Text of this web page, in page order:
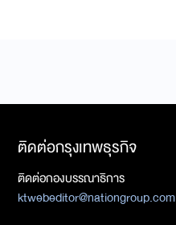
ติดต่อกรุงเทพธุรกิจ
ติดต่อกองบรรณาธิการ
ktwebeditor@nationgroup.com